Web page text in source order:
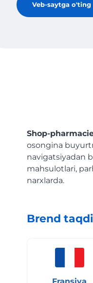
Veb-saytga o'ting
Shop-
osongina
navigatsiyadan
mahsulotlari,
narxlarda.
Brend
Fransiya